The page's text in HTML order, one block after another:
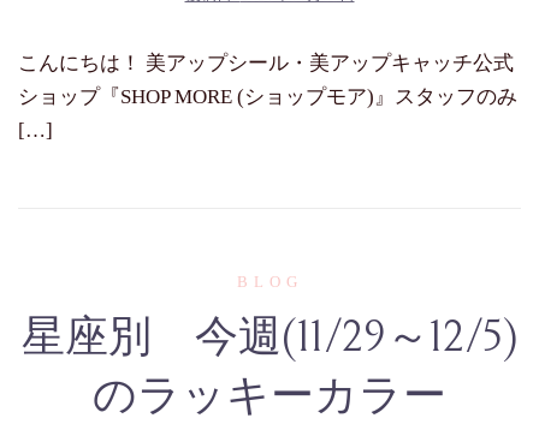
こんにちは！ 美アップシール・美アップキャッチ公式
ショップ『SHOP MORE (ショップモア)』スタッフのみ
[…]
BLOG
星座別 今週(11/29～12/5)
のラッキーカラー